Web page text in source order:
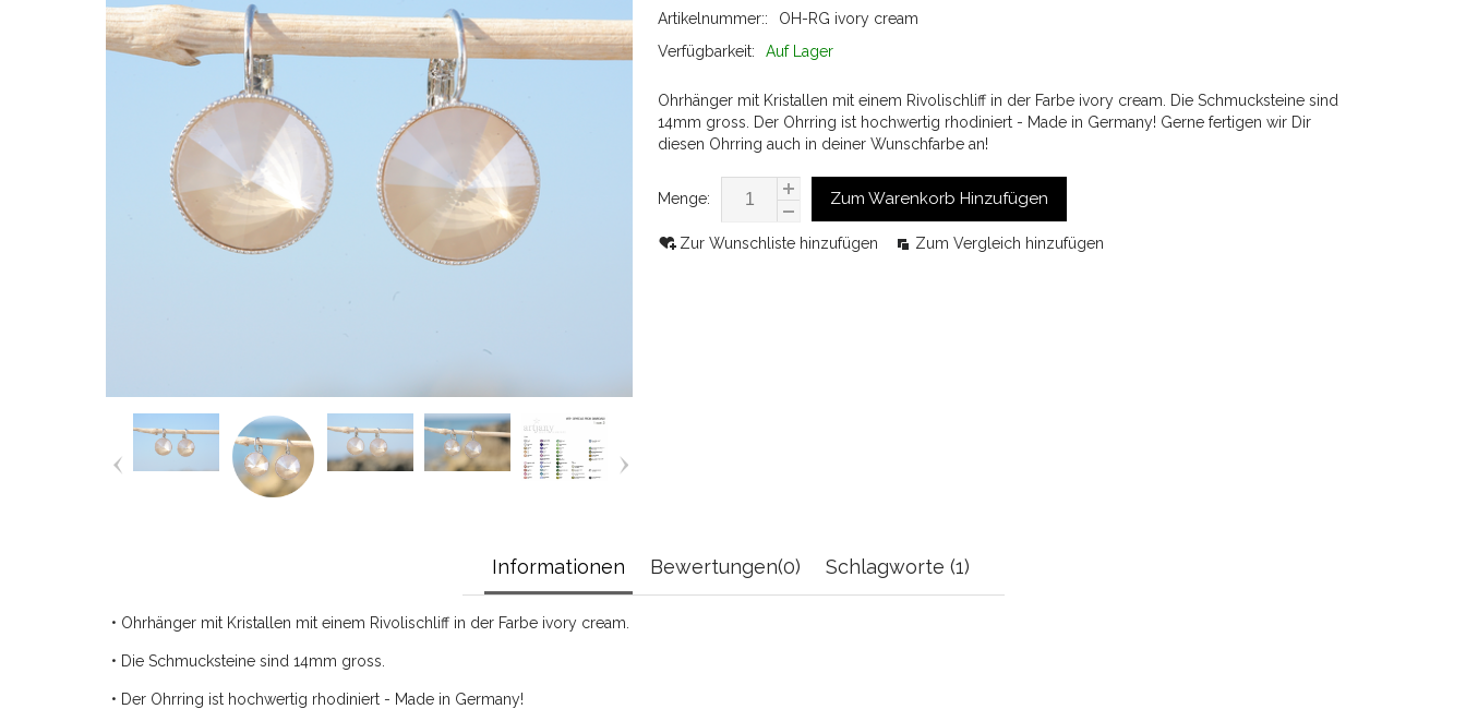
Artikelnummer::
OH-RG ivory cream
Verfügbarkeit:
Auf Lager
Ohrhänger mit Kristallen mit einem Rivolischliff in der Farbe ivory cream. Die Schmucksteine sind
14mm gross. Der Ohrring ist hochwertig rhodiniert - Made in Germany! Gerne fertigen wir Dir
diesen Ohrring auch in deiner Wunschfarbe an!
Menge: Zum Warenkorb Hinzufügen
Zur Wunschliste hinzufügen Zum Vergleich hinzufügen
Informationen Bewertungen(0) Schlagworte (1)
• Ohrhänger mit Kristallen mit einem Rivolischliff in der Farbe ivory cream.
• Die Schmucksteine sind 14mm gross.
• Der Ohrring ist hochwertig rhodiniert - Made in Germany!